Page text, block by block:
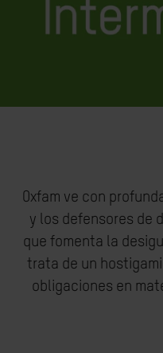
Oxfam ve con
y los defensores de
que fomenta la
trata de un
obligaciones en